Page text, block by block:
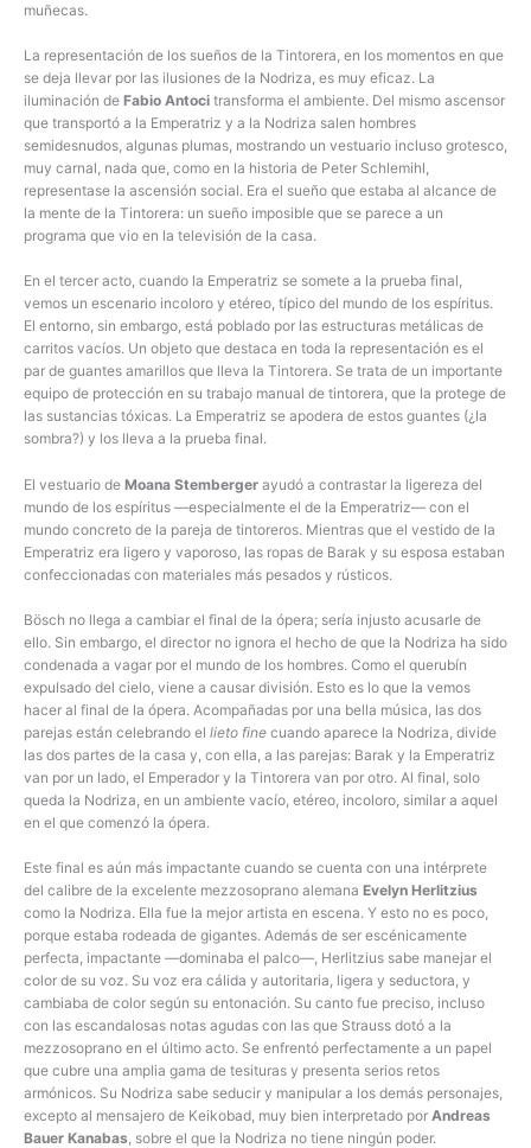
muñecas.
La representación de los sueños de la Tintorera, en los momentos en que
se deja llevar por las ilusiones de la Nodriza, es muy eficaz. La
iluminación de Fabio Antoci transforma el ambiente. Del mismo ascensor
que transportó a la Emperatriz y a la Nodriza salen hombres
semidesnudos, algunas plumas, mostrando un vestuario incluso grotesco,
muy carnal, nada que, como en la historia de Peter Schlemihl,
representase la ascensión social. Era el sueño que estaba al alcance de
la mente de la Tintorera: un sueño imposible que se parece a un
programa que vio en la televisión de la casa.
En el tercer acto, cuando la Emperatriz se somete a la prueba final,
vemos un escenario incoloro y etéreo, típico del mundo de los espíritus.
El entorno, sin embargo, está poblado por las estructuras metálicas de
carritos vacíos. Un objeto que destaca en toda la representación es el
par de guantes amarillos que lleva la Tintorera. Se trata de un importante
equipo de protección en su trabajo manual de tintorera, que la protege de
las sustancias tóxicas. La Emperatriz se apodera de estos guantes (¿la
sombra?) y los lleva a la prueba final.
El vestuario de Moana Stemberger ayudó a contrastar la ligereza del
mundo de los espíritus —especialmente el de la Emperatriz— con el
mundo concreto de la pareja de tintoreros. Mientras que el vestido de la
Emperatriz era ligero y vaporoso, las ropas de Barak y su esposa estaban
confeccionadas con materiales más pesados y rústicos.
Bösch no llega a cambiar el final de la ópera; sería injusto acusarle de
ello. Sin embargo, el director no ignora el hecho de que la Nodriza ha sido
condenada a vagar por el mundo de los hombres. Como el querubín
expulsado del cielo, viene a causar división. Esto es lo que la vemos
hacer al final de la ópera. Acompañadas por una bella música, las dos
parejas están celebrando el lieto fine cuando aparece la Nodriza, divide
las dos partes de la casa y, con ella, a las parejas: Barak y la Emperatriz
van por un lado, el Emperador y la Tintorera van por otro. Al final, solo
queda la Nodriza, en un ambiente vacío, etéreo, incoloro, similar a aquel
en el que comenzó la ópera.
Este final es aún más impactante cuando se cuenta con una intérprete
del calibre de la excelente mezzosoprano alemana Evelyn Herlitzius
como la Nodriza. Ella fue la mejor artista en escena. Y esto no es poco,
porque estaba rodeada de gigantes. Además de ser escénicamente
perfecta, impactante —dominaba el palco—, Herlitzius sabe manejar el
color de su voz. Su voz era cálida y autoritaria, ligera y seductora, y
cambiaba de color según su entonación. Su canto fue preciso, incluso
con las escandalosas notas agudas con las que Strauss dotó a la
mezzosoprano en el último acto. Se enfrentó perfectamente a un papel
que cubre una amplia gama de tesituras y presenta serios retos
armónicos. Su Nodriza sabe seducir y manipular a los demás personajes,
excepto al mensajero de Keikobad, muy bien interpretado por Andreas
Bauer Kanabas, sobre el que la Nodriza no tiene ningún poder.